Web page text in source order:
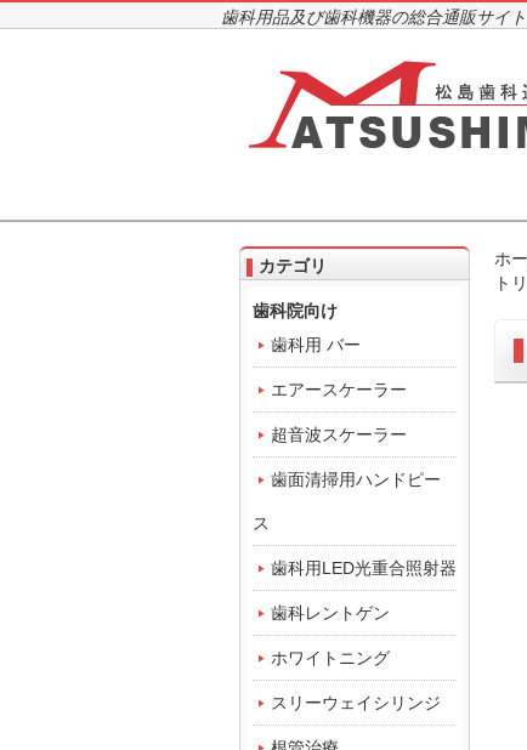
歯科用品及び歯科機器の総合通販サイト
ホ
ト
カテゴリ
歯科院向け
歯科用 バー
エアースケーラー
超音波スケーラー
歯面清掃用ハンドピー
ス
歯科用LED光重合照射器
歯科レントゲン
ホワイトニング
スリーウェイシリンジ